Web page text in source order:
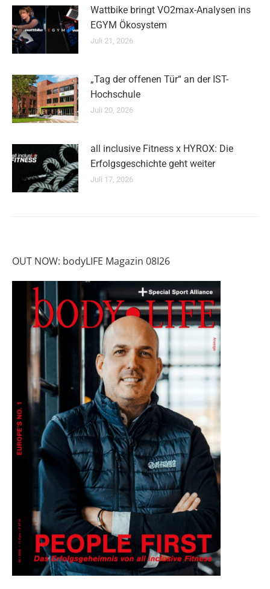
Wattbike bringt VO2max-Analysen ins
EGYM Ökosystem
Juli 21, 2026
„Tag der offenen Tür“ an der IST-
Hochschule
Juli 20, 2026
all inclusive Fitness x HYROX: Die
Erfolgsgeschichte geht weiter
Juli 17, 2026
OUT NOW: bodyLIFE Magazin 08I26